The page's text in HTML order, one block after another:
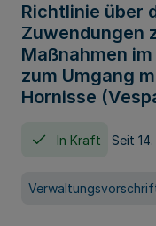
Richtlinie über
Zuwendungen
Maßnahmen
zum Umgang
Hornisse
In Kraft Seit